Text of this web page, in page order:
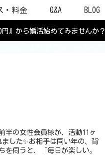
・料金 Q&A BLOG
』から婚活始めてみませんか？
半の女性会員様が、活動11ヶ
した✨お相手は同い年の、背
を伺うと、「毎日が楽しい。